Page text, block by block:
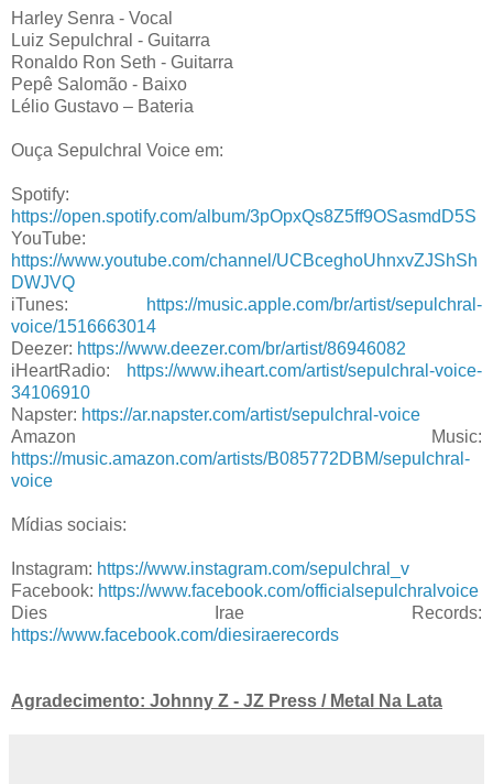
Harley Senra - Vocal
Luiz Sepulchral - Guitarra
Ronaldo Ron Seth - Guitarra
Pepê Salomão - Baixo
Lélio Gustavo – Bateria
Ouça Sepulchral Voice em:
Spotify:
https://open.spotify.com/album/3pOpxQs8Z5ff9OSasmdD5S
YouTube:
https://www.youtube.com/channel/UCBceghoUhnxvZJShSh
DWJVQ
iTunes:
https://music.apple.com/br/artist/sepulchral-
voice/1516663014
Deezer: https://www.deezer.com/br/artist/86946082
iHeartRadio:
https://www.iheart.com/artist/sepulchral-voice-
34106910
Napster: https://ar.napster.com/artist/sepulchral-voice
Amazon Music:
https://music.amazon.com/artists/B085772DBM/sepulchral-
voice
Mídias sociais:
Instagram: https://www.instagram.com/sepulchral_v
Facebook: https://www.facebook.com/officialsepulchralvoice
Dies Irae Records:
https://www.facebook.com/diesiraerecords
Agradecimento: Johnny Z - JZ Press / Metal Na Lata